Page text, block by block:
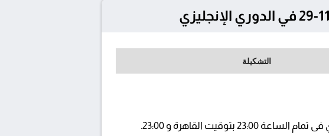
التشكيلة